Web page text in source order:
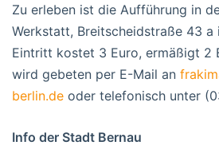
Zu erleben ist die Aufführung in
Werkstatt, Breitscheidstraße 43 a
Eintritt kostet 3 Euro, ermäßigt 2
wird gebeten per E-Mail an
berlin.de oder telefonisch unter
Info der Stadt Bernau